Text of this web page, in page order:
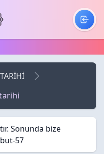
Sonunda bize
57